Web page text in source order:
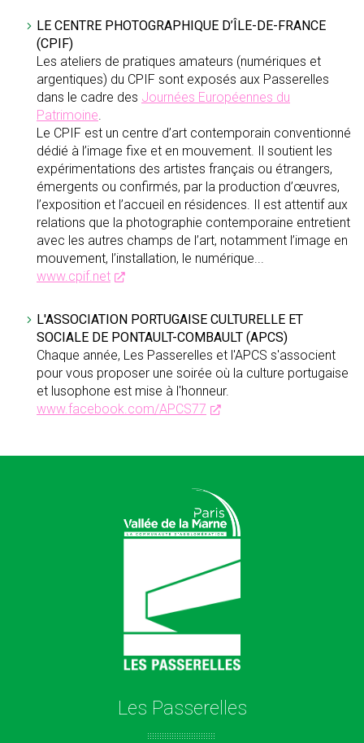
LE CENTRE PHOTOGRAPHIQUE D’ÎLE-DE-FRANCE
(CPIF)
Les ateliers de pratiques amateurs (numériques et
argentiques) du CPIF sont exposés aux Passerelles
dans le cadre des Journées Européennes du
Patrimoine.
Le CPIF est un centre d’art contemporain conventionné
dédié à l’image fixe et en mouvement. Il soutient les
expérimentations des artistes français ou étrangers,
émergents ou confirmés, par la production d’œuvres,
l’exposition et l’accueil en résidences. Il est attentif aux
relations que la photographie contemporaine entretient
avec les autres champs de l’art, notamment l’image en
mouvement, l’installation, le numérique...
www.cpif.net
L'ASSOCIATION PORTUGAISE CULTURELLE ET
SOCIALE DE PONTAULT-COMBAULT (APCS)
Chaque année, Les Passerelles et l'APCS s'associent
pour vous proposer une soirée où la culture portugaise
et lusophone est mise à l'honneur.
www.facebook.com/APCS77
Les Passerelles